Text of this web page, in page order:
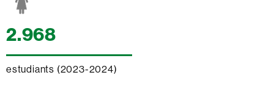
2.968
estudiants (2023-2024)